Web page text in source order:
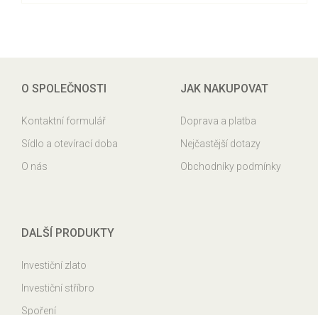
O SPOLEČNOSTI
Kontaktní formulář
Sídlo a otevírací doba
O nás
JAK NAKUPOVAT
Doprava a platba
Nejčastější dotazy
Obchodníky podmínky
DALŠÍ PRODUKTY
Investiční zlato
Investiční stříbro
Spoření